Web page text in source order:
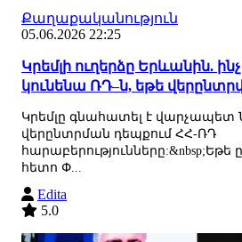
Քաղաքականություն
05.06.2026 22:25
Կրեմլի ուղերձը Երևանին.
կունենա ՌԴ–ն, եթե
Կրեմլը գնահատել է վարչապետ
վերընտրման դեպքում ՀՀ-ՌԴ
հարաբերությունները:&nbsp;Եթե
հետո Փ...
Edita
5.0